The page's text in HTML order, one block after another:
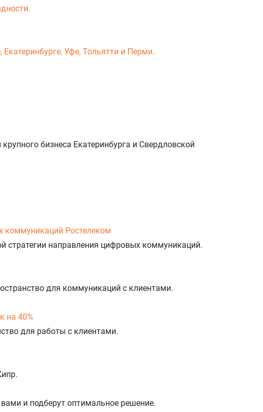
Уфе, Тольятти и Перми.
бизнеса Екатеринбурга и Свердловской
коммуникаций Ростелеком
стратегии направления цифровых коммуникаций.
для коммуникаций с клиентами.
на 40%
для работы с клиентами.
и подберут оптимальное решение.